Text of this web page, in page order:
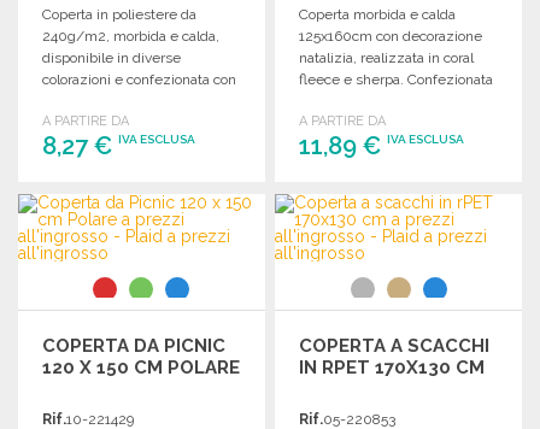
Coperta in poliestere da
240g/m2, morbida e calda,
disponibile in diverse
colorazioni e confezionata con
A PARTIRE DA
8,27 € IVA ESCLUSA
ORDINARE
Richiedi un preventivo
Coperta morbida e calda
125x160cm con decorazione
natalizia, realizzata in coral
fleece e sherpa. Confezionata
A PARTIRE DA
11,89 €IVA ESCLUSA
ORDINARE
Richiedi un preventivo
COPERTA DA PICNIC
120 X 150 CM POLARE
Rif.10-221429
COPERTA A SCACCHI
IN RPET 170X130 CM
Rif.05-220853